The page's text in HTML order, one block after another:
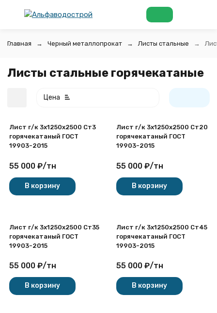
Главная Черный металлопрокат Листы стальные
Листы стальные горячекатаные
Цена
Лист г/к 3х1250x2500 Ст3
горячекатаный ГОСТ
19903-2015
55 000 ₽/тн
В корзину
Лист г/к 3х1250x2500 Ст20
горячекатаный ГОСТ
19903-2015
55 000 ₽/тн
В корзину
Лист г/к 3х1250x2500 Ст35
горячекатаный ГОСТ
19903-2015
55 000 ₽/тн
В корзину
Лист г/к 3х1250x2500 Ст45
горячекатаный ГОСТ
19903-2015
55 000 ₽/тн
В корзину